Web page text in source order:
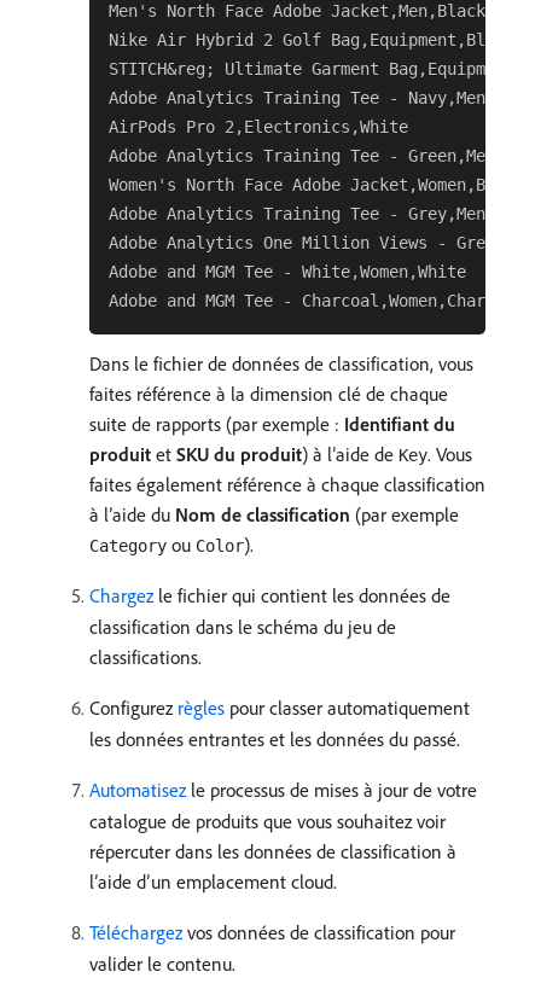
Men's North Face Adobe Jacket,Men,Black
Nike Air Hybrid 2 Golf Bag,Equipment,Blue
STITCH&reg; Ultimate Garment
Adobe Analytics Training Tee - Navy,Men,Navy
AirPods Pro 2,Electronics,White
Adobe Analytics Training Tee -
Women's North Face Adobe Jacket,Women,Blue
Adobe Analytics Training Tee - Grey,Men,Gray
Adobe Analytics One Million Views -
Adobe and MGM Tee - White,Women,White
Dans le fichier de données de classification, vous
faites référence à la dimension clé de chaque
suite de rapports (par exemple : Identifiant du
produit et SKU du produit) à l’aide de Key. Vous
faites également référence à chaque classification
à l’aide du Nom de classification (par exemple
Category ou Color).
Chargezle fichier qui contient les données de
classification dans le schéma du jeu de
classifications.
Configurez règles pour classer automatiquement
les données entrantes et les données du passé.
Automatisezle processus de mises à jour de votre
catalogue de produits que vous souhaitez voir
répercuter dans les données de classification à
l’aide d’un emplacement cloud.
Téléchargezvos données de classification pour
valider le contenu.